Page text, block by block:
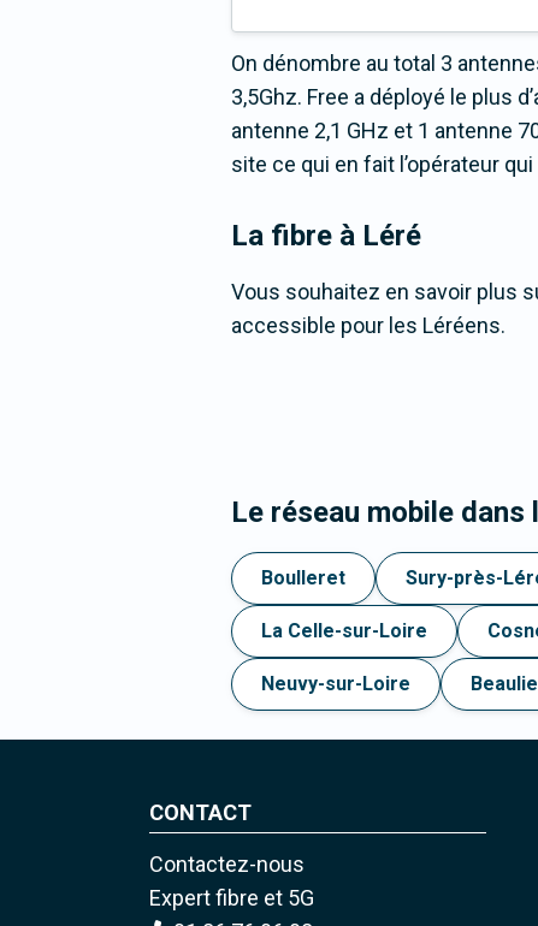
On dénombre au total 3
3,5Ghz. Free a déployé le plus
antenne 2,1 GHz et 1 antenne
site ce qui en fait l’opérateur
La fibre à Léré
Vous souhaitez en savoir plus
accessible pour les Léréens.
Le réseau mobile
Boulleret Sury-près-
La Celle-sur-Loire
Neuvy-sur-Loire
CONTACT
Contactez-nous
Expert fibre et 5G